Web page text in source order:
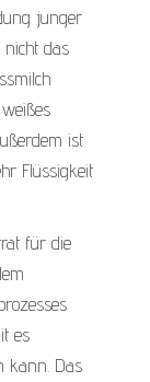
junger
nicht das
ist
Flüssigkeit
für die
es
kann. Das